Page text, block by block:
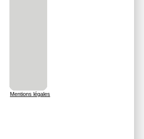
Mentions légales